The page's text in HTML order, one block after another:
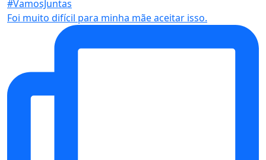
Foi muito difícil para minha mãe aceitar isso.